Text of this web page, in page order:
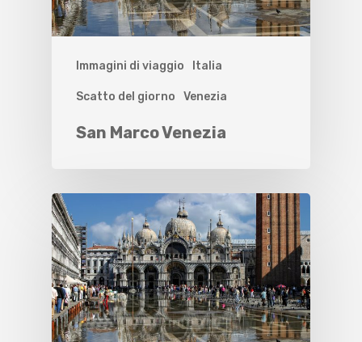
Immagini di viaggio Italia
Scatto del giorno Venezia
San Marco Venezia